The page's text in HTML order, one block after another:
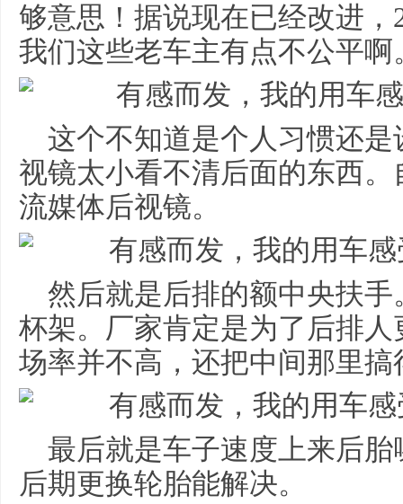
够意思！据说现在已经改进
我们这些老车主有点不公平啊
这个不知道是个人习惯还
视镜太小看不清后面的东西
流媒体后视镜。
然后就是后排的额中央扶
杯架。厂家肯定是为了后排
场率并不高，还把中间那里
最后就是车子速度上来后
后期更换轮胎能解决。